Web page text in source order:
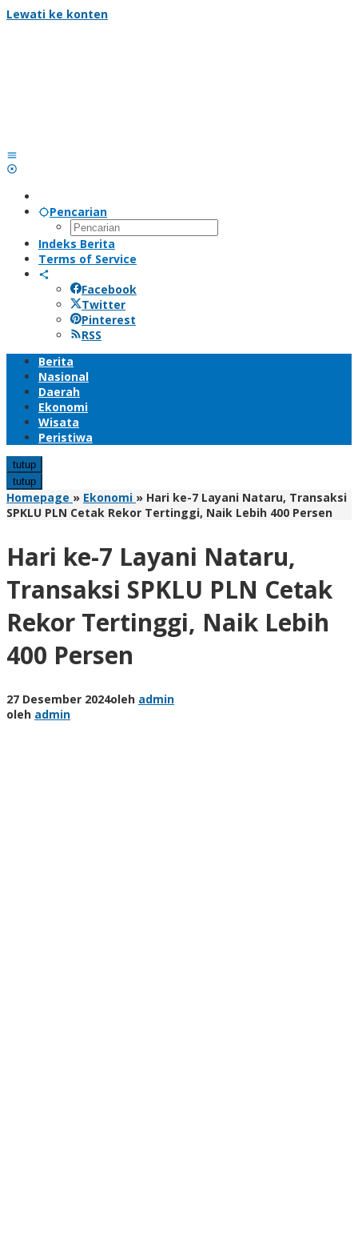
Lewati ke konten
Pencarian
Indeks Berita
Terms of Service
Facebook
Twitter
Pinterest
RSS
Berita
Nasional
Daerah
Ekonomi
Wisata
Peristiwa
tutup
tutup
Homepage » Ekonomi » Hari ke-7 Layani Nataru, Transaksi
SPKLU PLN Cetak Rekor Tertinggi, Naik Lebih 400 Persen
Hari ke-7 Layani Nataru,
Transaksi SPKLU PLN Cetak
Rekor Tertinggi, Naik Lebih
400 Persen
27 Desember 2024oleh admin
oleh admin